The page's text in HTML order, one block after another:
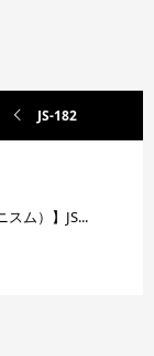
JS-182
スム）】JS...